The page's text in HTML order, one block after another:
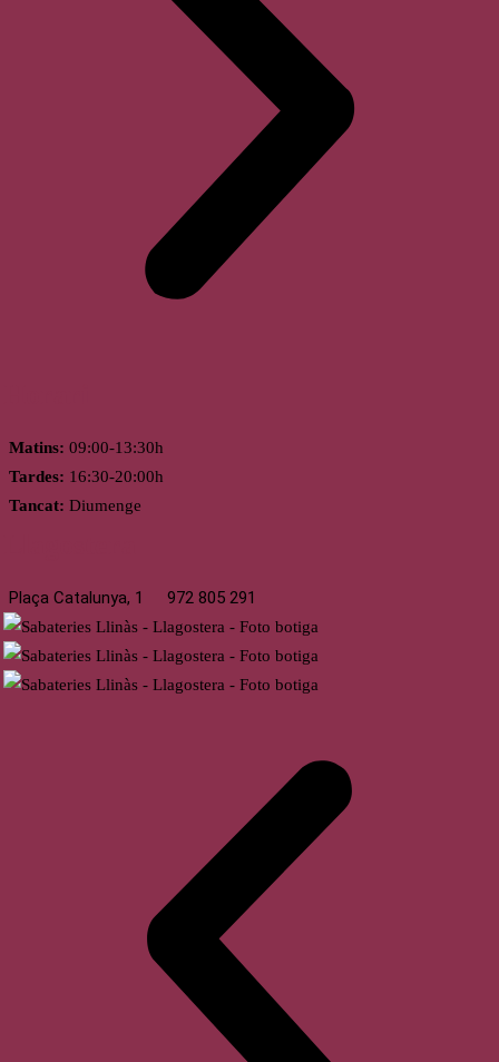
Matins: 09:00-13:30h
Tardes: 16:30-20:00h
Tancat: Diumenge
Plaça Catalunya, 1 972 805 291